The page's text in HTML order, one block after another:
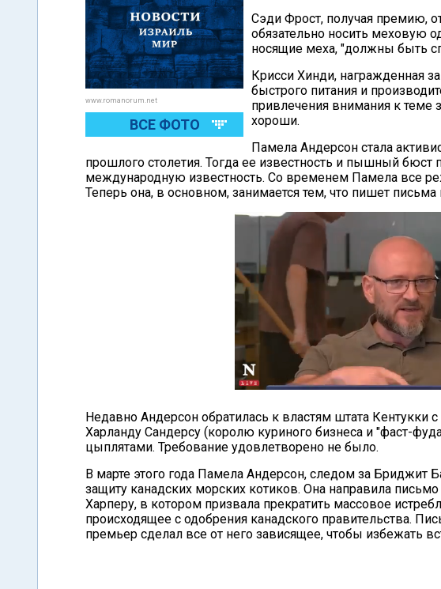
www.romanorum.net
ВСЕ ФОТО
Сэди Фрост, получая премию,
обязательно носить меховую
носящие меха, "должны быть
Крисси Хинди, награжденная
быстрого питания и
привлечения внимания к
хороши.
Памела Андерсон стала
прошлого столетия. Тогда ее известность и пышный бюст
международную известность. Со временем Памела все
Теперь она, в основном, занимается тем, что пишет
Недавно Андерсон обратилась к властям штата Кентукки
Харланду Сандерсу (королю куриного бизнеса и "фаст-
цыплятами. Требование удовлетворено не было.
В марте этого года Памела Андерсон, следом за Бриджит
защиту канадских морских котиков. Она направила
Харперу, в котором призвала прекратить массовое
происходящее с одобрения канадского правительства.
премьер сделал все от него зависящее, чтобы избежать